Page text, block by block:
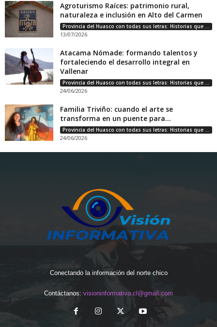
Agroturismo Raíces: patrimonio rural,
naturaleza e inclusión en Alto del Carmen
13/07/2026
Atacama Nómade: formando talentos y
fortaleciendo el desarrollo integral en
Vallenar
24/06/2026
Familia Triviño: cuando el arte se
transforma en un puente para...
24/06/2026
Conectando la información del norte chico
Contáctanos: visioninformativa.cl@gmail.com